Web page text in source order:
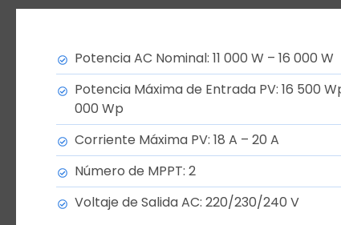
Potencia AC Nominal: 11 000 W – 16 000 W
Potencia Máxima de Entrada PV: 16 500
000 Wp
Corriente Máxima PV: 18 A – 20 A
Número de MPPT: 2
Voltaje de Salida AC: 220/230/240 V